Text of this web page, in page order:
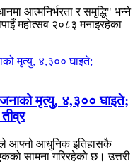
आत्मनिर्भरता र समृद्धि" भन्ने
महोत्सव २०८३ मनाइरहेका
मृत्यु, ४,३०० घाइते;
आफ्नो आधुनिक इतिहासकै
सामना गरिरहेको छ। उत्तरी